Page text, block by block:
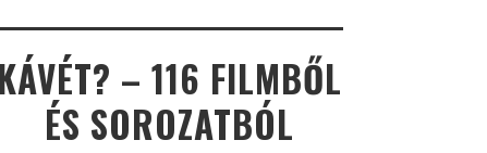
KÁVÉT? – 116 FILMBŐL
ÉS SOROZATBÓL